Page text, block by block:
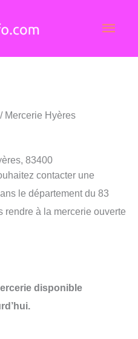
/ Mercerie Hyères
83400
contacter une
le département du 83
rendre à la mercerie ouverte
disponible